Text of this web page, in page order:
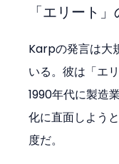
「エリート
Karpの発言は大
いる。彼は「エ
1990年代に製造
化に直面しよう
度だ。